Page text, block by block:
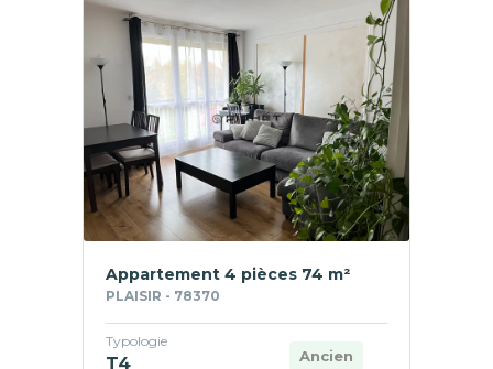
Appartement 4 pièces 74 m²
PLAISIR - 78370
Ancien
Typologie
T4